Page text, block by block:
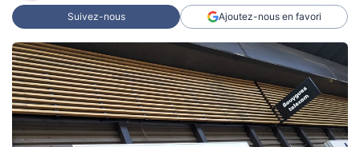
Suivez-nous Ajoutez-nous en favori